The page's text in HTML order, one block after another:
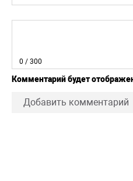
0 / 300
Комментарий будет
Добавить комментарий